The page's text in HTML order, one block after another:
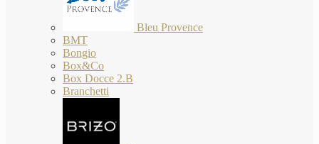
Bleu Provence
BMT
Bongio
Box&Co
Box Docce 2.B
Branchetti